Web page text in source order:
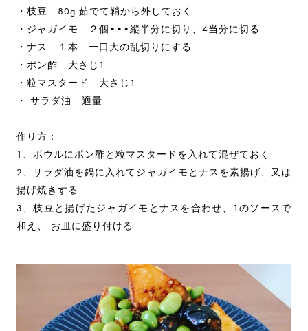
・枝豆 80g 茹でて鞘から外しておく
・ジャガイモ ２個•••縦半分に切り、4当分に切る
・ナス １本 一口大の乱切りにする
・ポン酢 大さじ1
・粒マスタード 大さじ1
・ サラダ油 適量
作り方：
1、ボウルにポン酢と粒マスタードを入れて混ぜておく
2、サラダ油を鍋に入れてジャガイモとナスを素揚げ、又は
揚げ焼きする
3、枝豆と揚げたジャガイモとナスを合わせ、1のソースで
和え、 お皿に盛り付ける